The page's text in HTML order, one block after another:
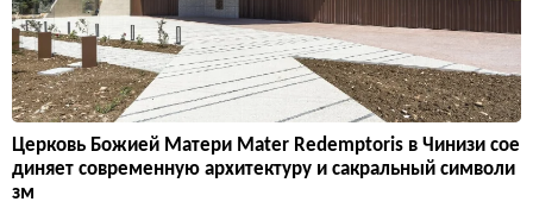
Церковь Божией Матери Mater Redemptoris в Чинизи сое
диняет современную архитектуру и сакральный символи
зм